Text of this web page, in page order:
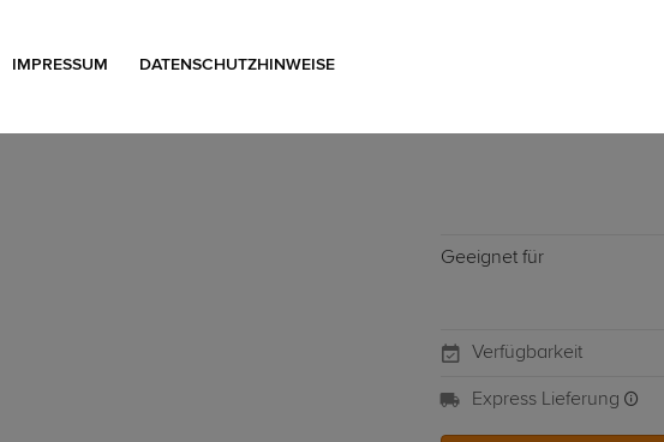
Westfalia
abnehmbares
Geeignet für
Verfügbarkeit
Express Lieferung
IMPRESSUM DATENSCHUTZHINWEISE